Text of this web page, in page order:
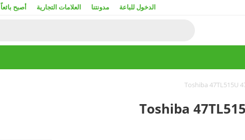
الدخول للباعة مدونتنا العلامات التجارية أصبح بائعاً